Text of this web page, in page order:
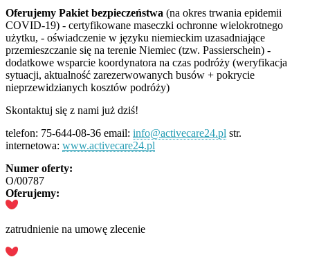
Oferujemy Pakiet bezpieczeństwa (na okres trwania epidemii
COVID-19) - certyfikowane maseczki ochronne wielokrotnego
użytku, - oświadczenie w języku niemieckim uzasadniające
przemieszczanie się na terenie Niemiec (tzw. Passierschein) -
dodatkowe wsparcie koordynatora na czas podróży (weryfikacja
sytuacji, aktualność zarezerwowanych busów + pokrycie
nieprzewidzianych kosztów podróży)
Skontaktuj się z nami już dziś!
telefon: 75-644-08-36 email: info@activecare24.pl str.
internetowa: www.activecare24.pl
Numer oferty:
O/00787
Oferujemy:
zatrudnienie na umowę zlecenie